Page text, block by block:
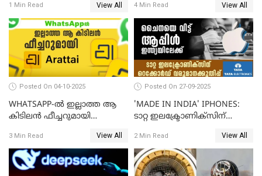
ബന്ധപ്പെട്ട ഗവേഷണത്തിന്
1 Min Read View All
ഇതാണ്!
4 Min Read View All
Posted On 04-10-2025
WHATSAPP-ൽ ഇല്ലാത്ത ആ
കിടിലൻ ഫീച്ചറുമായി
3 Min Read View All
Posted On 27-09-2025
'MADE IN INDIA' IPHONES:
ടാറ്റ ഇലക്ട്രോണിക്സിന്
2 Min Read View All